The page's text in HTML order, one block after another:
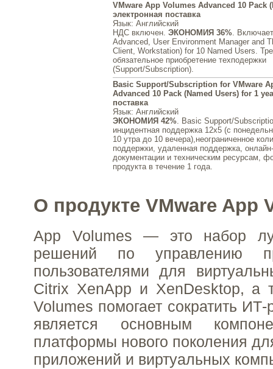
VMware App Volumes Advanced 10 Pack
электронная поставка
Язык: Английский
НДС включен. ЭКОНОМИЯ 36%.
Advanced, User Environment Manager and
Client, Workstation) for 10 Named Users.
обязательное приобретение техподержки
(Support/Subscription).
Basic Support/Subscription for VMware
Advanced 10 Pack (Named Users) for 1
поставка
Язык: Английский
ЭКОНОМИЯ 42%. Basic Support/
инцидентная поддержка 12x5 (с
10 утра до 10 вечера),неограниченное
поддержки, удаленная поддержка,
документации и техническим ресурсам,
продукта в течение 1 года.
О продукте VMware App
App Volumes — это набор
решений по управлению
пользователями для
Citrix XenApp и XenDesktop, а
Volumes помогает сократить
является основным
платформы нового поколения
приложений и виртуальных